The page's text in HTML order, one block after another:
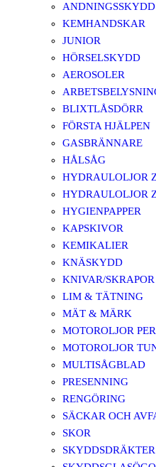
ANDNINGSSKYDD
KEMHANDSKAR
JUNIOR
HÖRSELSKYDD
AEROSOLER
BLIXTLÅSDÖRR
FÖRSTA HJÄLPEN
GASBRÄNNARE
HÅLSÅG
HYDRAULOLJOR
HYDRAULOLJOR
HYGIENPAPPER
KAPSKIVOR
KEMIKALIER
KNÄSKYDD
KNIVAR/SKRAPOR
LIM & TÄTNING
MÄT & MÄRK
MOTOROLJOR
MOTOROLJOR
MULTISÅGBLAD
PRESENNING
RENGÖRING
SÄCKAR OCH
SKOR
SKYDDSDRÄKTER